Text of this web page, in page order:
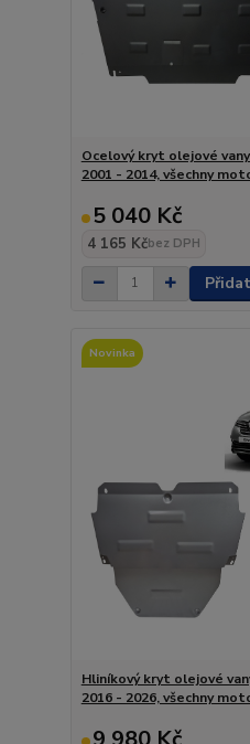
Ocelový kryt olejové
2001 - 2014, všechny
5 040 Kč
4 165 Kčbez DPH
Novinka
Hliníkový kryt olejové
2016 - 2026, všechny